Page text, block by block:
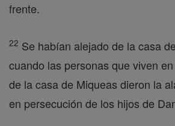
frente.
22 Se habían alejado de la casa
cuando las personas que viven
de la casa de Miqueas dieron la
en persecución de los hijos de